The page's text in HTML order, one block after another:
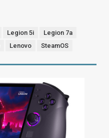
Legion 5i
Legion 7a
Lenovo SteamOS